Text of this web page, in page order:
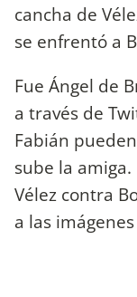
cancha de
se enfrentó a
Fue Ángel de
a través de
Fabián
sube la
Vélez contra
a las